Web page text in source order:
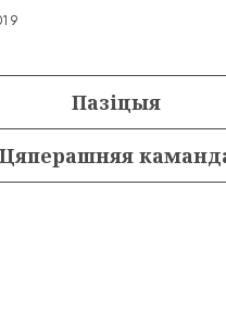
Пазіцыя
Цяперашняя